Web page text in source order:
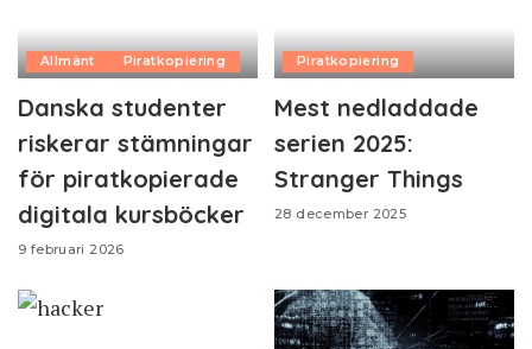
Allmänt Piratkopiering
Danska studenter
riskerar stämningar
för piratkopierade
digitala kursböcker
9 februari 2026
Piratkopiering
Mest nedladdade
serien 2025:
Stranger Things
28 december 2025